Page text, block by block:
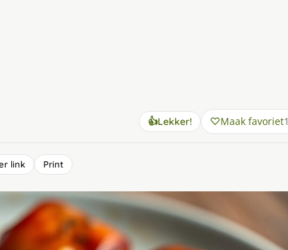
👍Lekker! Maak favoriet1
link Print